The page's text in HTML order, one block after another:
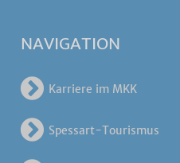
NAVIGATION
Karriere im MKK
Spessart-Tourismus